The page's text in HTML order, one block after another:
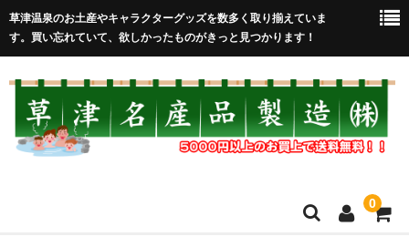
草津温泉のお土産やキャラクターグッズを数多く取り揃えていま
す。買い忘れていて、欲しかったものがきっと見つかります！
0